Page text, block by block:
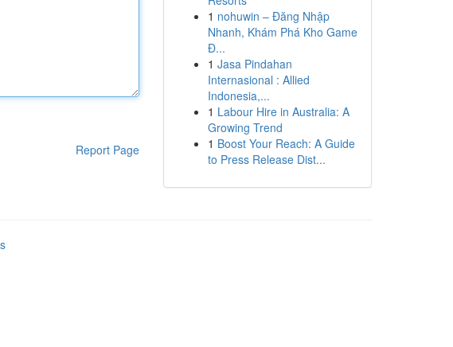
Report Page
1 nohuwin – Đăng Nhập
Nhanh, Khám Phá Kho Game
Đ...
1 Jasa Pindahan
Internasional : Allied
Indonesia,...
1 Labour Hire in Australia: A
Growing Trend
1 Boost Your Reach: A Guide
to Press Release Dist...